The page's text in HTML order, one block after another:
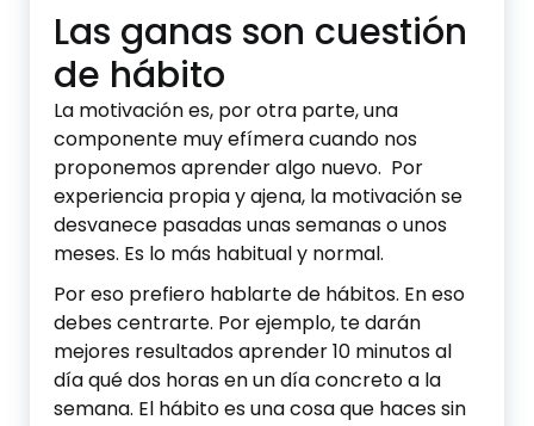
Las ganas son cuestión
de hábito
La motivación es, por otra parte, una
componente muy efímera cuando nos
proponemos aprender algo nuevo. Por
experiencia propia y ajena, la motivación se
desvanece pasadas unas semanas o unos
meses. Es lo más habitual y normal.
Por eso prefiero hablarte de hábitos. En eso
debes centrarte. Por ejemplo, te darán
mejores resultados aprender 10 minutos al
día qué dos horas en un día concreto a la
semana. El hábito es una cosa que haces sin